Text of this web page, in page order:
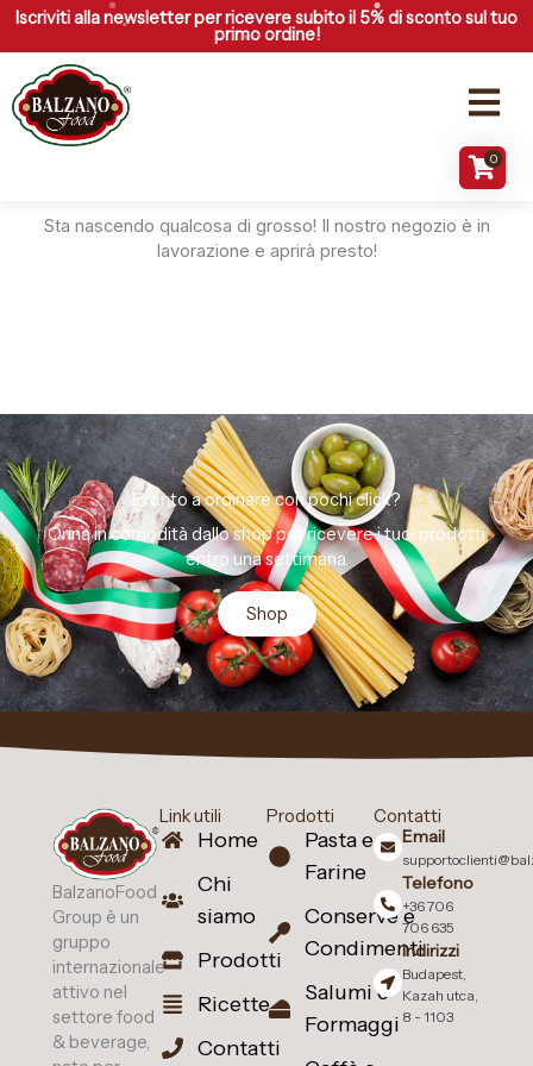
Vai
contenuto
Iscriviti alla newsletter per ricevere subito il 5% di sconto sul tuo
primo ordine!
Menu
0
Sta nascendo qualcosa di grosso! Il nostro negozio è in
lavorazione e aprirà presto!
Pronto a ordinare con pochi click?
Orina in comodità dallo shop per ricevere i tuoi prodotti
entro una settimana.
Shop
BalzanoFood
Group è un
gruppo
internazionale
attivo nel
settore food
& beverage,
Link utili
Home
Chi
siamo
Prodotti
Ricette
Contatti
Prodotti
Pasta e
Farine
Conserve e
Condimenti
Salumi e
Formaggi
Contatti
Email
Telefono
+36 706
706 635
Indirizzi
Budapest,
Kazah utca,
8 - 1103